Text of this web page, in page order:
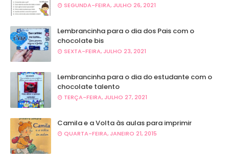
SEGUNDA-FEIRA, JULHO 26, 2021
Lembrancinha para o dia dos Pais com o
chocolate bis
SEXTA-FEIRA, JULHO 23, 2021
Lembrancinha para o dia do estudante com o
chocolate talento
TERÇA-FEIRA, JULHO 27, 2021
Camila e a Volta às aulas para imprimir
QUARTA-FEIRA, JANEIRO 21, 2015